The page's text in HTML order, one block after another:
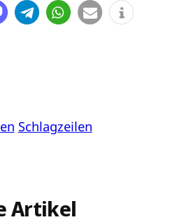
Schlagzeilen
Artikel